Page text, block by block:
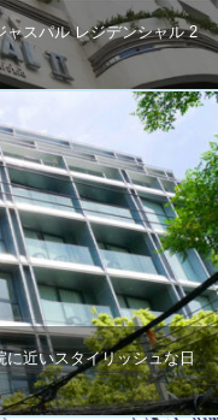
ャスパル レジデンシャル 2
に近いスタイリッシュな日